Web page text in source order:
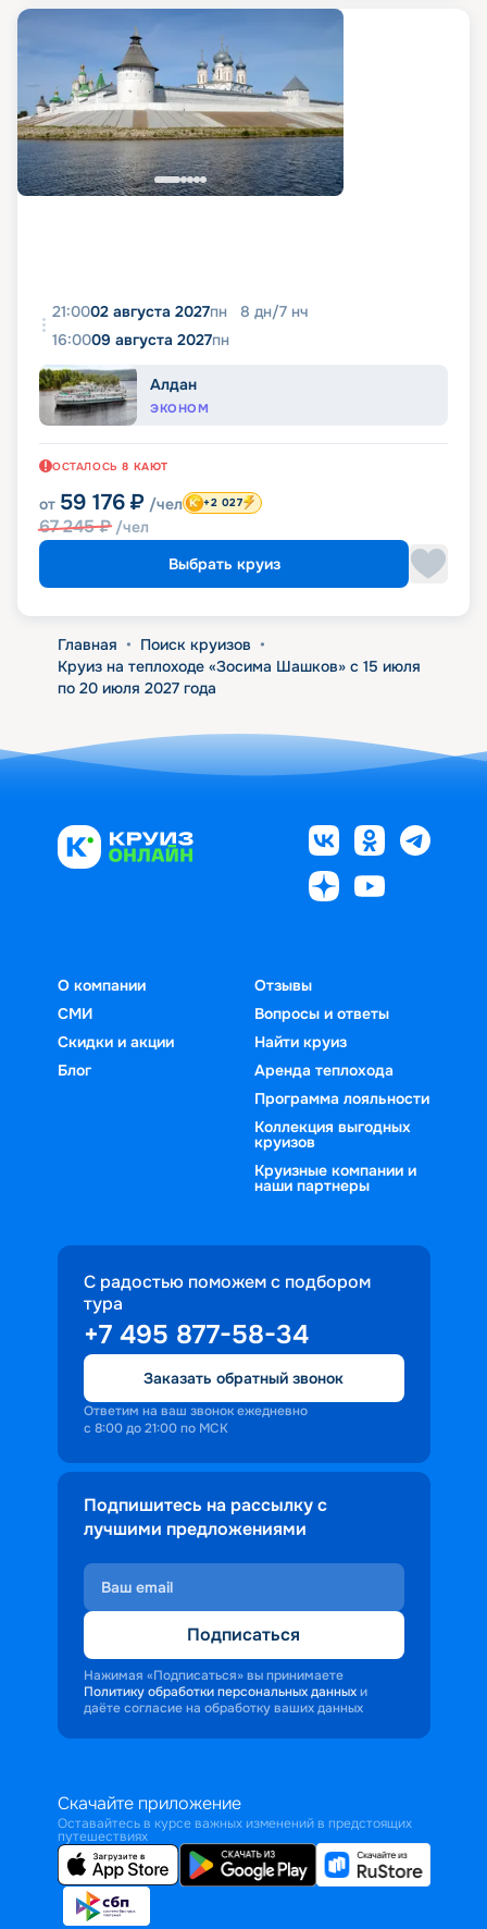
21:0002 августа 2027пн 8 дн/7 нч
16:0009 августа 2027пн
Алдан
ЭКОНОМ
ОСТАЛОСЬ 8 КАЮТ
от 59 176 ₽ /чел
67 245₽ /чел
+2 027
Выбрать круиз
Главная • Поиск круизов •
Круиз на теплоходе «Зосима Шашков» с 15 июля
по 20 июля 2027 года
О компании
СМИ
Скидки и акции
Блог
Отзывы
Вопросы и ответы
Найти круиз
Аренда теплохода
Программа лояльности
Коллекция выгодных
круизов
Круизные компании и
наши партнеры
С радостью поможем с подбором
тура
+7 495 877-58-34
Заказать обратный звонок
Ответим на ваш звонок ежедневно
с 8:00 до 21:00 по МСК
Подпишитесь на рассылку с
лучшими предложениями
Подписаться
Нажимая «Подписаться» вы принимаете
Политику обработки персональных данных и
даёте согласие на обработку ваших данных
Скачайте приложение
Оставайтесь в курсе важных изменений в предстоящих
путешествиях